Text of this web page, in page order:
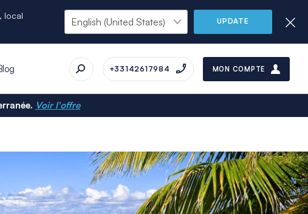
local
UPDATE
+33142617984 MON COMPTE
Voir l'offre